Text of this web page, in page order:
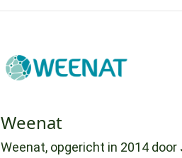
Weenat
Weenat, opgericht in 2014 door